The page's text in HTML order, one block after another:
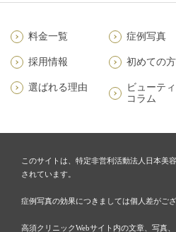
料金一覧 症例写真
採用情報 初めての
選ばれる理由
ビューテ
コラム
このサイトは、特定非営利活動法人日本美
されています。
症例写真の効果につきましては個人差がご
高須クリニックWebサイト内の文章、写真